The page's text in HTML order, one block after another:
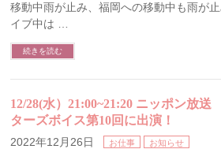
移動中雨が止み、福岡への移動中も雨が
イブ中は …
続きを読む
12/28(水）21:00~21:20 ニッポン放
ターズボイス第10回に出演！
2022年12月26日 お仕事 お知らせ